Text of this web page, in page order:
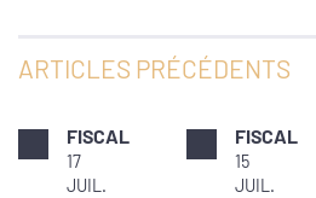
ARTICLES PRÉCÉDENTS
FISCAL
17
JUIL.
FISCAL
15
JUIL.